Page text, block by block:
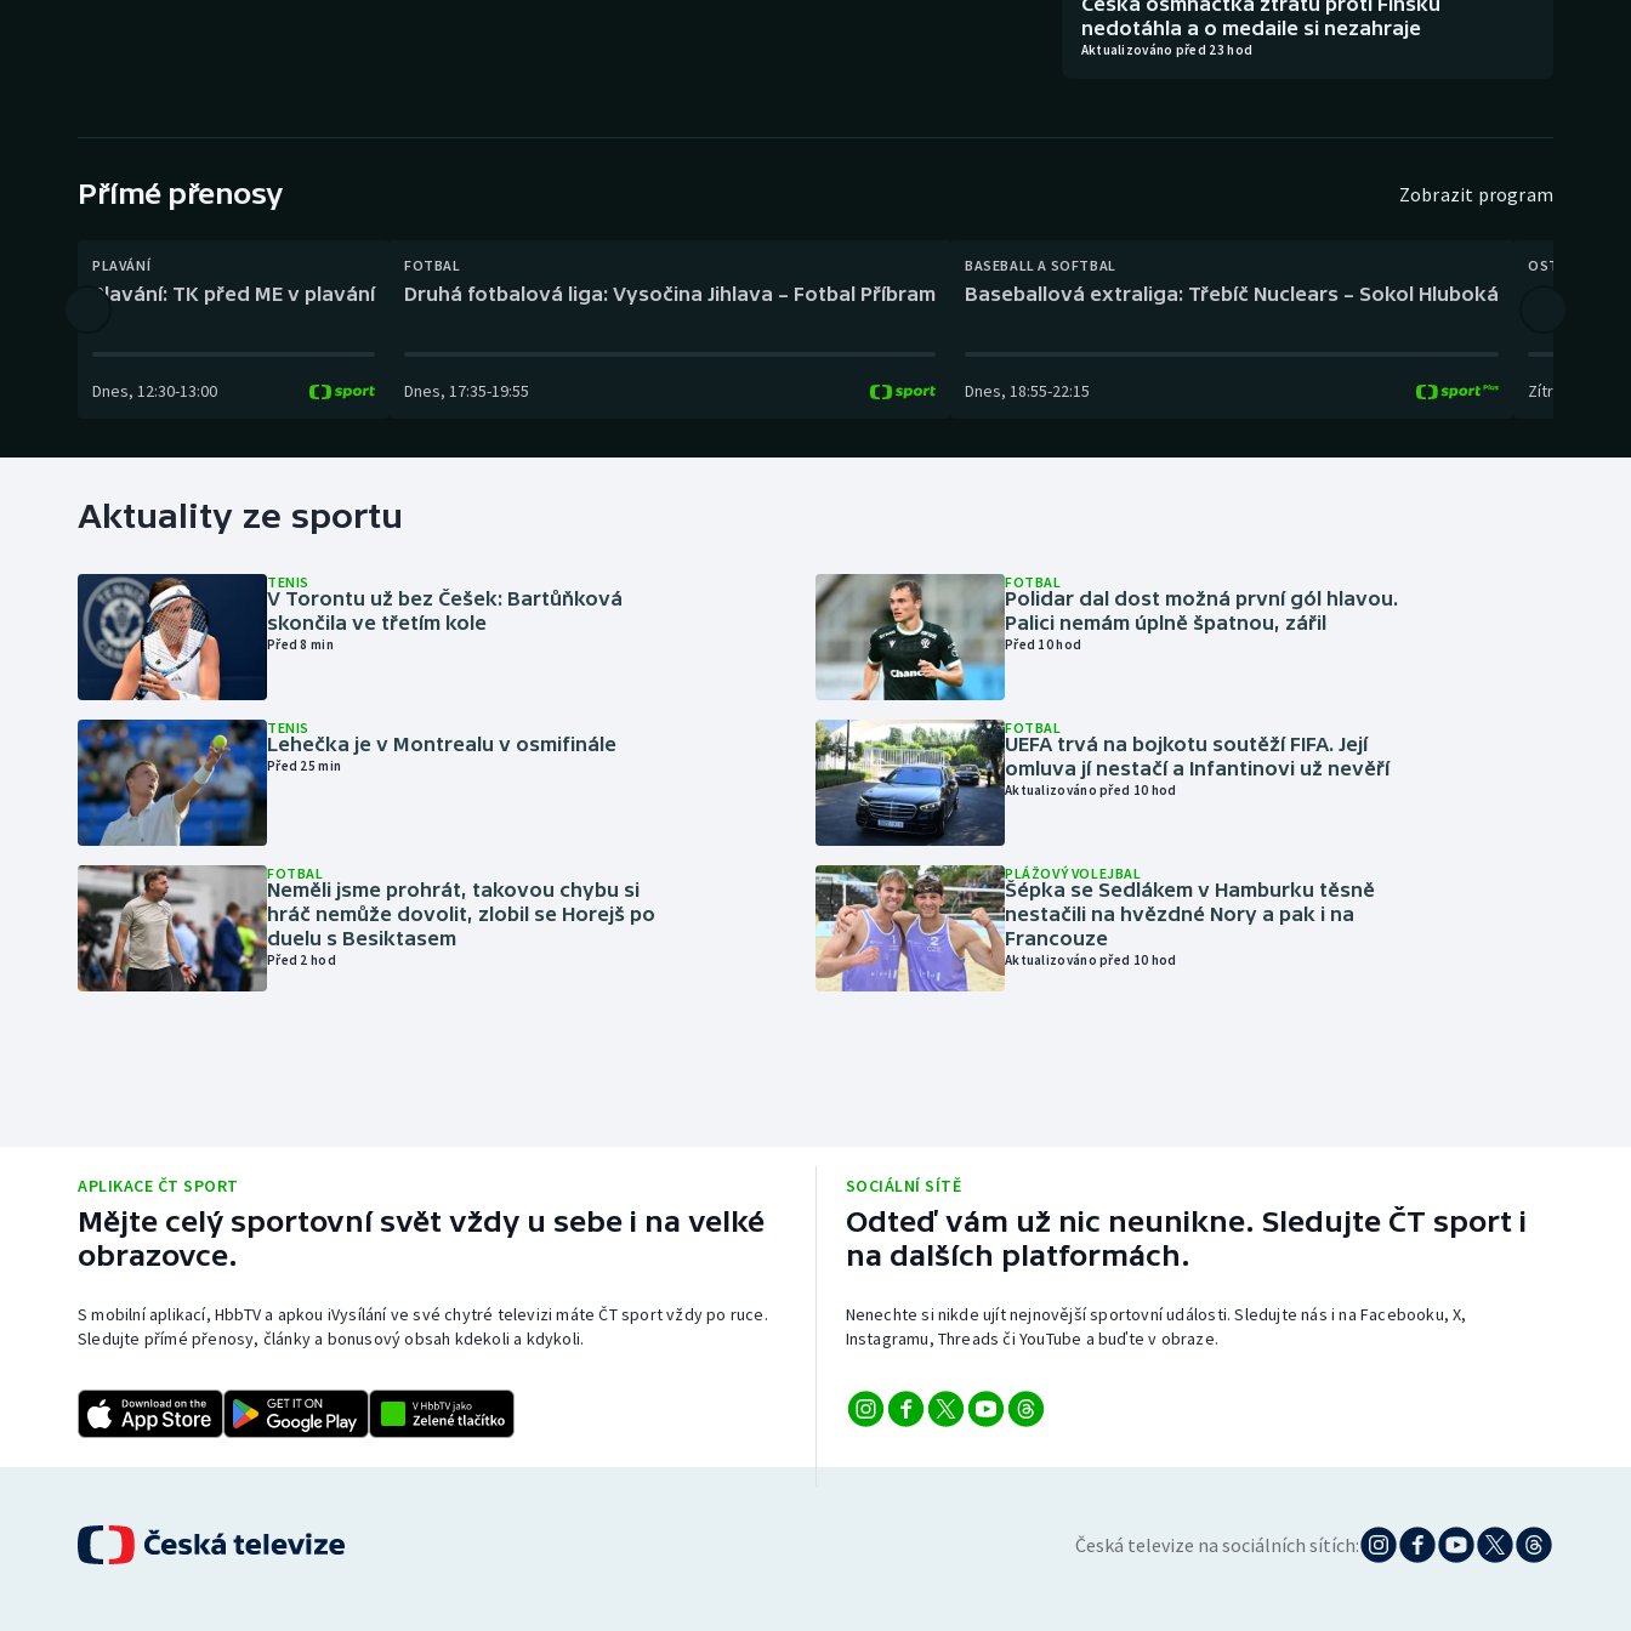
Gymnastika Plážový volejbal
nedotáhla a o medaile si nezahraje
Aktualizováno před 23 hod
Přímé přenosy Zobrazit program
PLAVÁNÍ
Plavání: TK před ME v plavání
Dnes, 12:30-13:00
FOTBAL
Druhá fotbalová liga: Vysočina Jihlava – Fotbal Příbram
Dnes, 17:35-19:55
BASEBALL A SOFTBAL
Baseballová extraliga: Třebíč Nuclears – Sokol Hluboká
Dnes, 18:55-22:15
OSTATNÍ
Zítra
Aktuality ze sportu
TENIS
V Torontu už bez Češek: Bartůňková
skončila ve třetím kole
Před 8 min
TENIS
Lehečka je v Montrealu v osmifinále
Před 25 min
FOTBAL
Neměli jsme prohrát, takovou chybu si
hráč nemůže dovolit, zlobil se Horejš po
duelu s Besiktasem
Před 2 hod
FOTBAL
Polidar dal dost možná první gól hlavou.
Palici nemám úplně špatnou, zářil
Před 10 hod
FOTBAL
UEFA trvá na bojkotu soutěží FIFA. Její
omluva jí nestačí a Infantinovi už nevěří
Aktualizováno před 10 hod
PLÁŽOVÝ VOLEJBAL
Šépka se Sedlákem v Hamburku těsně
nestačili na hvězdné Nory a pak i na
Francouze
Aktualizováno před 10 hod
APLIKACE ČT SPORT
Mějte celý sportovní svět vždy u sebe i na velké
obrazovce.
S mobilní aplikací, HbbTV a apkou iVysílání ve své chytré televizi máte ČT sport vždy po ruce.
Sledujte přímé přenosy, články a bonusový obsah kdekoli a kdykoli.
SOCIÁLNÍ SÍTĚ
Odteď vám už nic neunikne. Sledujte ČT sport i
na dalších platformách.
Nenechte si nikde ujít nejnovější sportovní události. Sledujte nás i na Facebooku, X,
Instagramu, Threads či YouTube a buďte v obraze.
Česká televize na sociálních sítích: